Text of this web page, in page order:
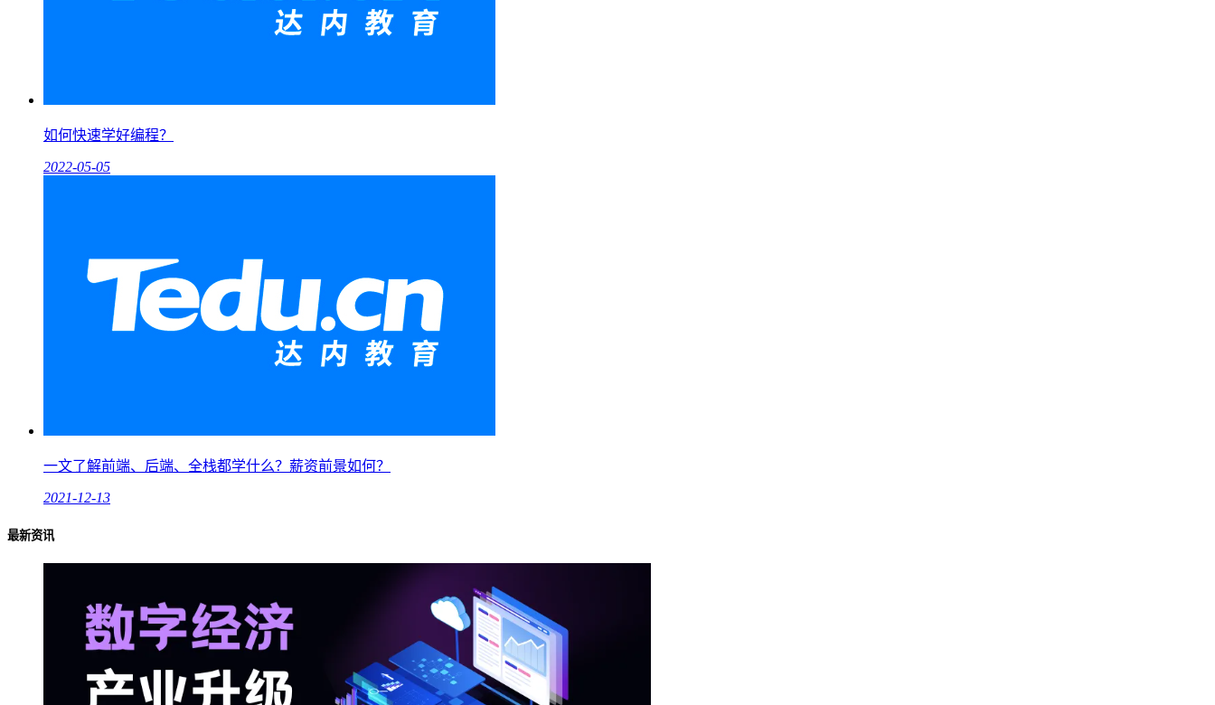
如何快速学好编程？
2022-05-05
一文了解前端、后端、全栈都学什么？薪资前景如何？
2021-12-13
最新资讯